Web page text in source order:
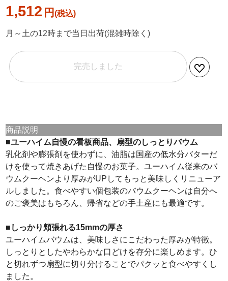
1,512 円
月～土の12時まで当日出荷(混雑時除く)
完売しました
商品説明
■ユーハイム自慢の看板商品、扇型のしっとりバウム
乳化剤や膨張剤を使わずに、油脂は国産の低水分バターだ
けを使って焼きあげた自慢のお菓子。ユーハイム従来のバ
ウムクーヘンより厚みがUPしてもっと美味しくリニューア
ルしました。食べやすい個包装のバウムクーヘンは自分へ
のご褒美はもちろん、帰省などの手土産にも最適です。
■しっかり頬張れる15mmの厚さ
ユーハイムバウムは、美味しさにこだわった厚みが特徴。
しっとりとしたやわらかな口どけを存分に楽しめます。ひ
と切れずつ扇型に切り分けることでパクッと食べやすくし
ました。